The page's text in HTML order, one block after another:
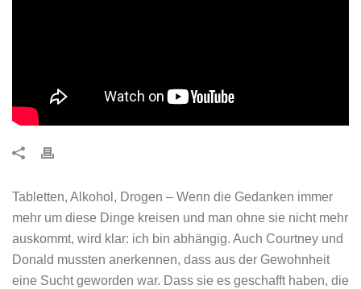
Tabletten, Alkohol, Drogen – Wenn die Gedanken immer
mehr um diese Dinge kreisen und man ohne sie nicht mehr
auskommt, wird klar: ich bin abhängig. Auch Courtney und
Donald mussten anerkennen, dass aus der Gewohnheit
eine Sucht geworden war. Dass sie es geschafft haben, die